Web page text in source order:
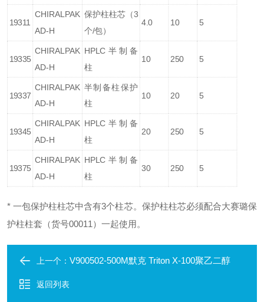
19311
CHIRALPAK
AD-H
保护柱柱芯（3
个/包）
4.0 10 5
19335
CHIRALPAK
AD-H
HPLC半制备
柱
10 250 5
19337
CHIRALPAK
AD-H
半制备柱保护
柱
10 20 5
19345
CHIRALPAK
AD-H
HPLC半制备
柱
20 250 5
19375
CHIRALPAK
AD-H
HPLC半制备
柱
30 250 5
* 一包保护柱柱芯中含有3个柱芯。保护柱柱芯必须配合大赛璐保
护柱柱套（货号00011）一起使用。
上一个： V900502-500M默克 Triton X-100聚乙二醇
返回列表